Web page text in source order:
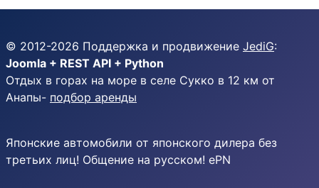
© 2012-2026 Поддержка и продвижение JediG:
Joomla + REST API + Python
Отдых в горах на море в селе Сукко в 12 км от
Анапы- подбор аренды
Японские автомобили от японского дилера без
третьих лиц! Общение на русском! ePN